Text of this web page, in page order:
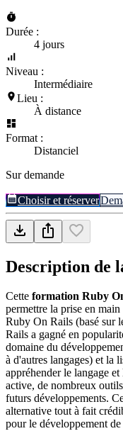
Durée :
4 jours
Niveau :
Intermédiaire
Lieu :
À distance
Format :
Distanciel
Sur demande
Choisir et réserver
Description de
Cette formation Ruby
permettre la prise en
Ruby On Rails (basé sur
Rails a gagné en
domaine du
à d'autres langages) et la
appréhender le langage
active, de nombreux
futurs développements.
alternative tout à fait
pour le développement